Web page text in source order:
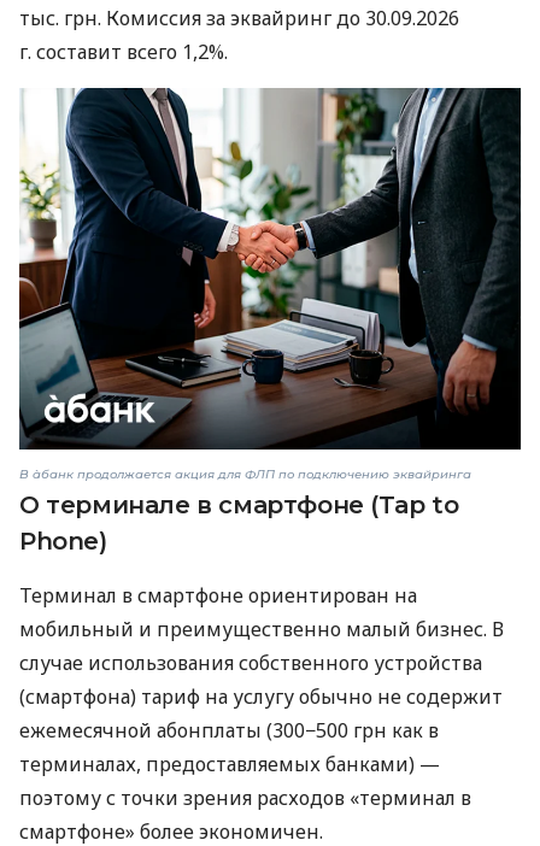
тыс. грн. Комиссия за эквайринг до 30.09.2026
г. составит всего 1,2%.
В àбанк продолжается акция для ФЛП по подключению эквайринга
О терминале в смартфоне (Tap to
Phone)
Терминал в смартфоне ориентирован на
мобильный и преимущественно малый бизнес. В
случае использования собственного устройства
(смартфона) тариф на услугу обычно не содержит
ежемесячной абонплаты (300−500 грн как в
терминалах, предоставляемых банками) —
поэтому с точки зрения расходов «терминал в
смартфоне» более экономичен.